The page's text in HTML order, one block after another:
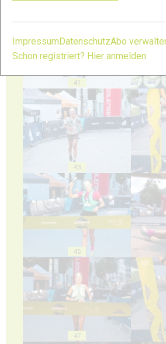
41
43
45
47
ImpressumDatenschutzAbo
Schon registriert? Hier anmelden